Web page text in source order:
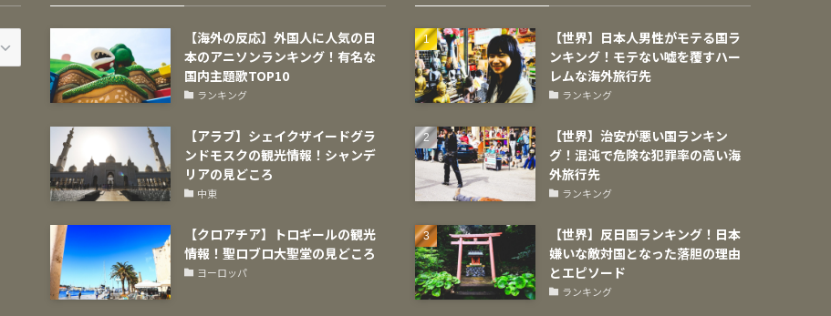
【海外の反応】外国人に人気の日
本のアニソンランキング！有名な
国内主題歌TOP10
ランキング
【アラブ】シェイクザイードグラ
ンドモスクの観光情報！シャンデ
リアの見どころ
中東
【クロアチア】トロギールの観光
情報！聖ロブロ大聖堂の見どころ
ヨーロッパ
【世界】日本人男性がモテる国ラ
ンキング！モテない嘘を覆すハー
レムな海外旅行先
ランキング
【世界】治安が悪い国ランキン
グ！混沌で危険な犯罪率の高い海
外旅行先
ランキング
【世界】反日国ランキング！日本
嫌いな敵対国となった落胆の理由
とエピソード
ランキング